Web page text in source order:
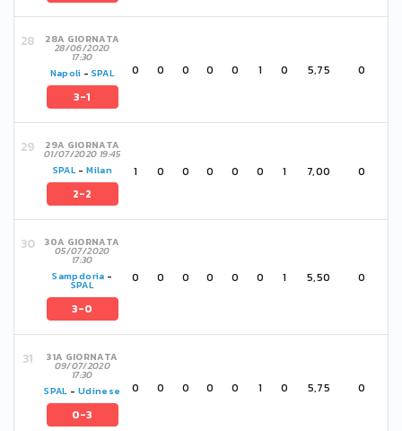
28A GIORNATA
28/06/2020
17:30
Napoli - SPAL
3-1
0 0 0 0 0 1 0 5,75 0
29A GIORNATA
01/07/2020 19:45
SPAL -Milan
2-2
1 0 0 0 0 0 1 7,00 0
30A GIORNATA
05/07/2020
17:30
Sampdoria -
SPAL
3-0
0 0 0 0 0 0 1 5,50 0
31A GIORNATA
09/07/2020
17:30
SPAL - Udinese
0-3
0 0 0 0 0 1 0 5,75 0